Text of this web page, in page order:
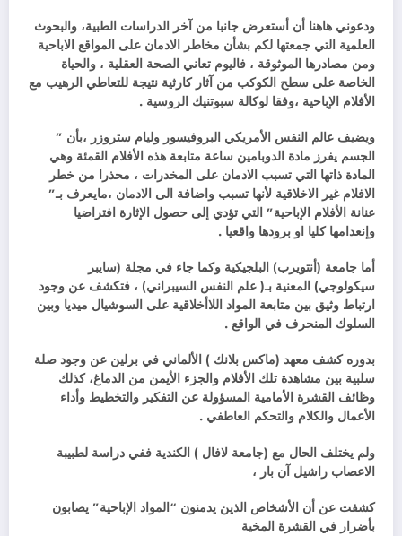
ودعوني هاهنا أن أستعرض جانبا من آخر الدراسات الطبية، والبحوث
العلمية التي جمعتها لكم بشأن مخاطر الادمان على المواقع الاباحية
ومن مصادرها الموثوقة ، فاليوم تعاني الصحة العقلية ، والحياة
الخاصة على سطح الكوكب من آثار كارثية نتيجة للتعاطي الرهيب مع
الأفلام الإباحية ،وفقا لوكالة سبوتنيك الروسية .
ويضيف عالم النفس الأمريكي البروفيسور وليام ستروزر ،بأن ”
الجسم يفرز مادة الدوبامين ساعة متابعة هذه الأفلام القمئة وهي
المادة ذاتها التي تسبب الادمان على المخدرات ، محذرا من خطر
الافلام غير الاخلاقية لأنها تسبب واضافة الى الادمان ،مايعرف بـ”
عنانة الأفلام الإباحية” التي تؤدي إلى حصول الإثارة افتراضيا
وإنعدامها كليا او برودها واقعيا .
أما جامعة (أنتويرب) البلجيكية وكما جاء في مجلة (سايبر
سيكولوجي) المعنية بـ( علم النفس السيبراني) ، فتكشف عن وجود
ارتباط وثيق بين متابعة المواد اللاأخلاقية على السوشيال ميديا وبين
السلوك المنحرف في الواقع .
بدوره كشف معهد (ماكس بلانك ) الألماني في برلين عن وجود صلة
سلبية بين مشاهدة تلك الأفلام والجزء الأيمن من الدماغ، كذلك
وظائف القشرة الأمامية المسؤولة عن التفكير والتخطيط وأداء
الأعمال والكلام والتحكم العاطفي .
ولم يختلف الحال مع (جامعة لافال ) الكندية ففي دراسة لطبيبة
الاعصاب راشيل آن بار ،
كشفت عن أن الأشخاص الذين يدمنون “المواد الإباحية” يصابون
بأضرار في القشرة المخية